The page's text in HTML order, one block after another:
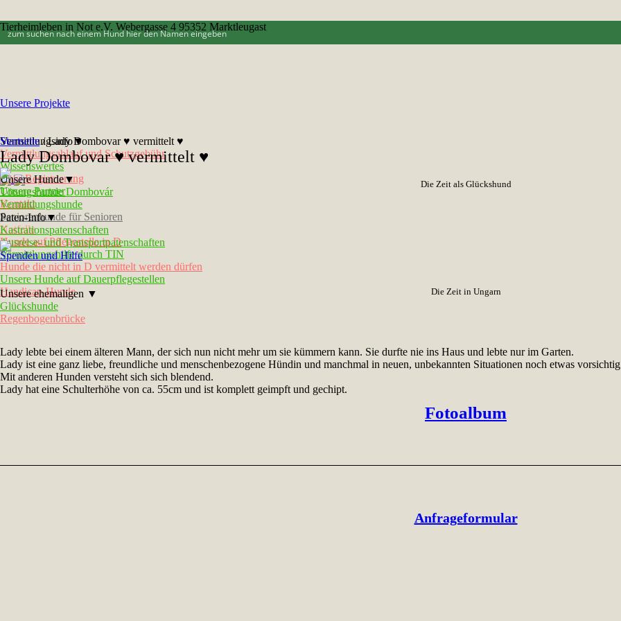
Tierheimleben in Not e.V. Webergasse 4 95352 Marktleugast
Unsere Projekte
Vermittlungsinfo▼
Vermittlungsablauf und Schutzgebühr
Wissenswertes
Chip-Registrierung
Unsere Partner
Kontakt
Unsere Hunde▼
Tötungshunde Dombovár
Vermittlungshunde
Seniorenhunde für Senioren
Notfelle
Hunde auf Pflegestelle in D
Vermittlungshilfe durch TIN
Hunde die nicht in D vermittelt werden dürfen
Unsere Hunde auf Dauerpflegestellen
Handicap-Hunde
Paten-Info▼
Kastrationspatenschaften
Ausreise- und Transportpatenschaften
Spenden und Hilfe
Unsere ehemaligen ▼
Glückshunde
Regenbogenbrücke
Startseite /Lady Dombovar ♥ vermittelt ♥
Lady Dombovar ♥ vermittelt ♥
Die Zeit als Glückshund
Die Zeit in Ungarn
Lady lebte bei einem älteren Mann, der sich nun nicht mehr um sie kümmern kann. Sie durfte nie ins Haus und lebte nur im Garten.
Lady ist eine ganz liebe, freundliche und menschenbezogene Hündin und manchmal in neuen, unbekannten Situationen noch etwas
Mit anderen Hunden versteht sich sich blendend.
Lady hat eine Schulterhöhe von ca. 55cm und ist komplett geimpft und gechipt.
Fotoalbum
Anfrageformular